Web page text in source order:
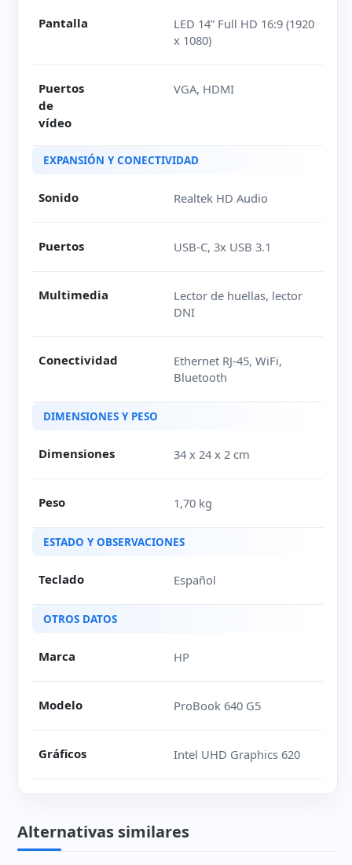
Pantalla
LED 14” Full HD 16:9 (1920
x 1080)
Puertos
de
vídeo
VGA, HDMI
EXPANSIÓN Y CONECTIVIDAD
Sonido Realtek HD Audio
Puertos USB-C, 3x USB 3.1
Multimedia
Lector de huellas, lector
DNI
Conectividad
Ethernet RJ-45, WiFi,
Bluetooth
DIMENSIONES Y PESO
Dimensiones 34 x 24 x 2 cm
Peso 1,70 kg
ESTADO Y OBSERVACIONES
Teclado Español
OTROS DATOS
Marca HP
Modelo ProBook 640 G5
Gráficos Intel UHD Graphics 620
Alternativas similares